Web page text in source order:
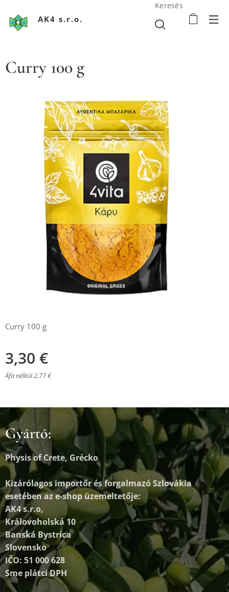
AK4 s.r.o.
Keresés
Curry 100 g
Curry 100 g
3,30 €
Áfa nélkül 2,77 €
Gyártó:
Physis of Crete, Grécko
Kizárólagos importőr és forgalmazóSzlovákia
esetében az e-shop üzemeltetője:
AK4 s.r.o,
Královoholská 10
Banská Bystrica
Slovensko
IČO: 51 000 628
Sme plátci DPH